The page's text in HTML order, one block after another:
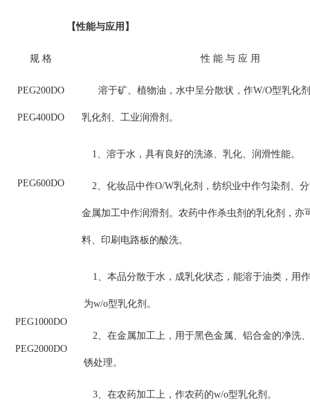
【性能与应用】
规 格 性 能 与 应 用
PEG200DO
PEG400DO
溶于矿、植物油，水中呈分散状，作W/O型乳化
乳化剂、工业润滑剂。
PEG600DO
1、溶于水，具有良好的洗涤、乳化、润滑性能。
2、化妆品中作O/W乳化剂，纺织业中作匀染剂、
金属加工中作润滑剂。农药中作杀虫剂的乳化剂，亦
料、印刷电路板的酸洗。
PEG1000DO
PEG2000DO
1、本品分散于水，成乳化状态，能溶于油类，用
为w/o型乳化剂。
2、在金属加工上，用于黑色金属、铝合金的净洗
锈处理。
3、在农药加工上，作农药的w/o型乳化剂。